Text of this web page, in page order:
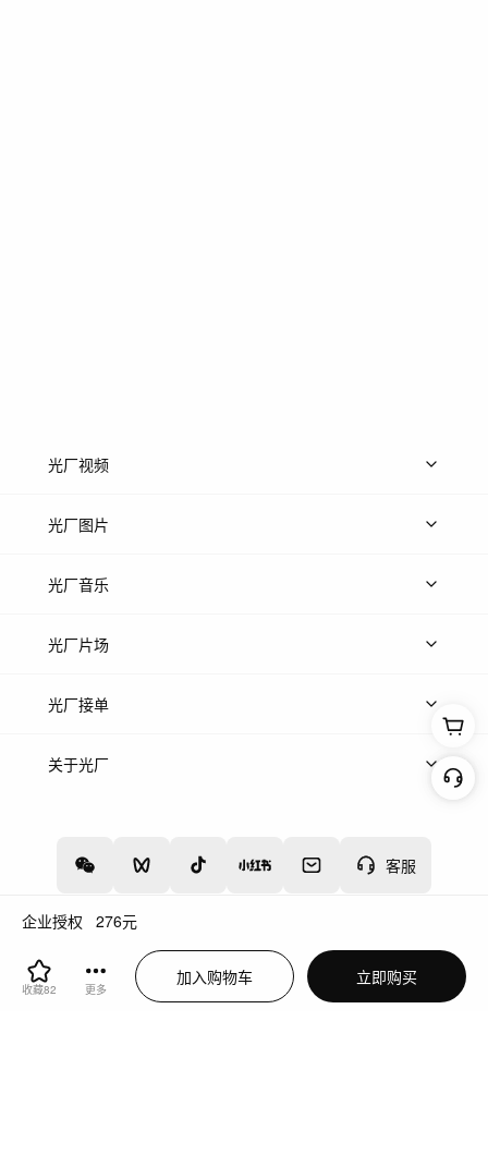
企业授权 276元
收藏82 更多
加入购物车 立即购买
客服
光厂视频
上传视频
光厂图片
上传图片
光厂音乐
热门音乐
光厂片场
上传案例
光厂接单
上架服务
关于光厂
增值电信业务经营许可证：川B2-20160192
蜀ICP备12020238号-4
川公网安备51019002000262
违法和不良信息举报中心